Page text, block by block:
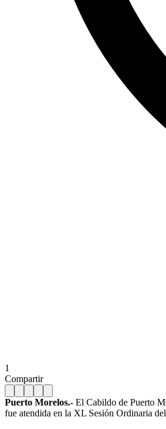
1
Compartir
Puerto Morelos.- El Cabildo de Puerto
fue atendida en la XL Sesión Ordinaria